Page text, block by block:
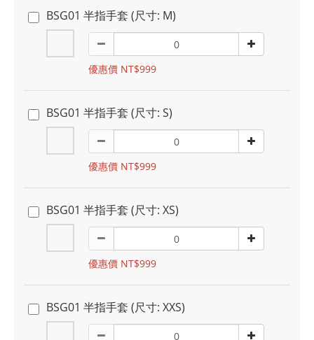
BSG01 半指手套 (尺寸: M)
優惠價 NT$999
BSG01 半指手套 (尺寸: S)
優惠價 NT$999
BSG01 半指手套 (尺寸: XS)
優惠價 NT$999
BSG01 半指手套 (尺寸: XXS)